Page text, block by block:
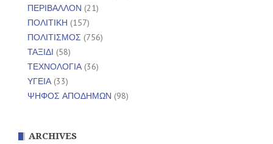
ΠΕΡΙΒΑΛΛΟΝ (21)
ΠΟΛΙΤΙΚΗ (157)
ΠΟΛΙΤΙΣΜΟΣ (756)
ΤΑΞΙΔΙ (58)
ΤΕΧΝΟΛΟΓΙΑ(36)
ΥΓΕΙΑ(33)
ΨΗΦΟΣ ΑΠΟΔΗΜΩΝ (98)
ARCHIVES